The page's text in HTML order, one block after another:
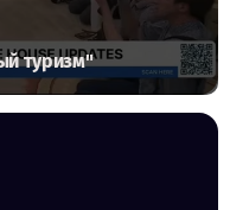
туризм"